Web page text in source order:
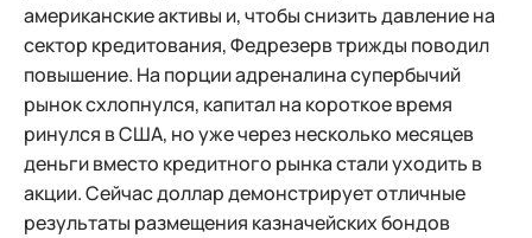
американские активы и, чтобы снизить давление на
сектор кредитования, Федрезерв трижды поводил
повышение. На порции адреналина супербычий
рынок схлопнулся, капитал на короткое время
ринулся в США, но уже через несколько месяцев
деньги вместо кредитного рынка стали уходить в
акции. Сейчас доллар демонстрирует отличные
результаты размещения казначейских бондов